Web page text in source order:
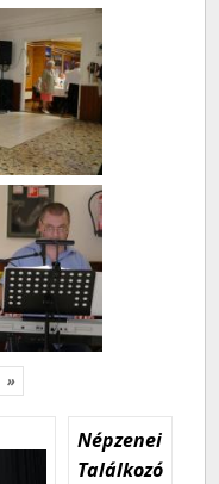
»
Népzenei
Találkozó